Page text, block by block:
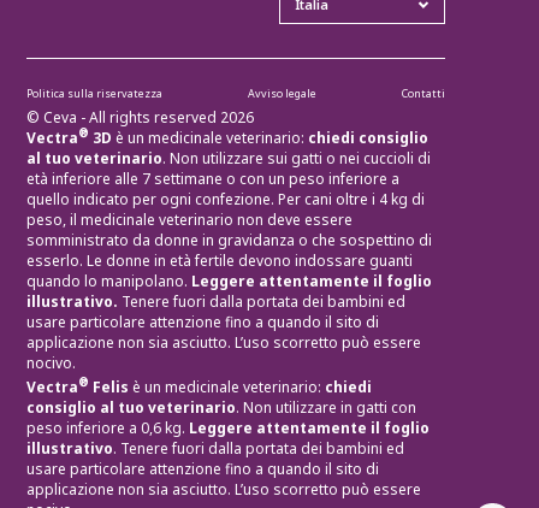
Politica sulla riservatezza Avviso legale Contatti
© Ceva - All rights reserved 2026
Vectra® 3D è un medicinale veterinario: chiedi consiglio
al tuo veterinario. Non utilizzare sui gatti o nei cuccioli di
età inferiore alle 7 settimane o con un peso inferiore a
quello indicato per ogni confezione. Per cani oltre i 4 kg di
peso, il medicinale veterinario non deve essere
somministrato da donne in gravidanza o che sospettino di
esserlo. Le donne in età fertile devono indossare guanti
quando lo manipolano. Leggere attentamente il foglio
illustrativo. Tenere fuori dalla portata dei bambini ed
usare particolare attenzione fino a quando il sito di
applicazione non sia asciutto. L’uso scorretto può essere
nocivo.
Vectra® Felis è un medicinale veterinario: chiedi
consiglio al tuo veterinario. Non utilizzare in gatti con
peso inferiore a 0,6 kg. Leggere attentamente il foglio
illustrativo. Tenere fuori dalla portata dei bambini ed
usare particolare attenzione fino a quando il sito di
applicazione non sia asciutto. L’uso scorretto può essere